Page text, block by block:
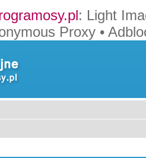
: Light
Proxy •